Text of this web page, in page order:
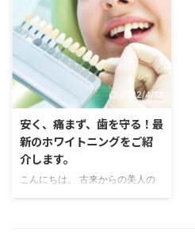
若々しさ、そして何よりも自信に
満ちた笑顔を演出します。人との
会話や、写真に写る際、歯の色が
気になって笑顔をためらってしま
った経験はありませんか？歯のホ
ワイトニングは、そんな悩みを解
消し、あなたの魅力を最大限に引
き出すための有効な手段です。
従来のホワイトニングは、高額な
費用、長い施術時間、そして施術
後の痛みや知覚過敏といった懸念
から、「特別な日のための特別な
ケア」というイメージが強かった
2022/4/13
安く、痛まず、歯を守る！最
新のホワイトニングをご紹
介します。
こんにちは。 古来からの美人の